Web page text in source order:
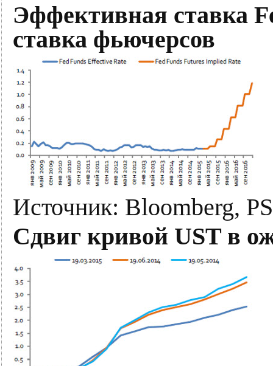
Эффективная ставка
ставка фьючерсов
Источник: Bloomberg,
Сдвиг кривой UST в